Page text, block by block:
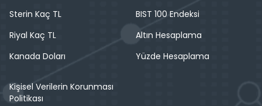
Sterin Kaç TL
Riyal Kaç TL
Kanada Doları
BIST 100 Endeksi
Altın Hesaplama
Yüzde Hesaplama
Kişisel Verilerin Korunması
Politikası